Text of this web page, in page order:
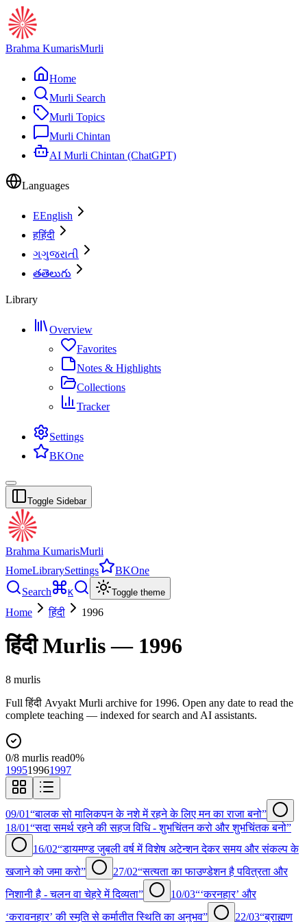
Brahma KumarisMurli
Home
Murli Search
Murli Topics
Murli Chintan
AI Murli Chintan (ChatGPT)
Languages
EEnglish
हहिंदी
ગગુજરાતી
తతెలుగు
Library
Overview
Favorites
Notes & Highlights
Collections
Tracker
Settings
BKOne
Toggle Sidebar
Brahma KumarisMurli
HomeLibrarySettings
BKOne
Search
K Toggle theme
Home हिंदी 1996
हिंदीMurlis — 1996
8 murlis
Fullहिंदी Avyakt Murli archive for 1996. Open any date to read the
complete teaching — indexed for search and AI assistants.
0/8 murlis read0%
199519961997
09/01“बालक सो मालिकपन के नशे में रहने के लिए मन का राजा बनो”
18/01“सदा समर्थ रहने की सहज विधि - शुभचिंतन करो और शुभचिंतक बनो”
16/02“डायमण्ड जुबली वर्ष में विशेष अटेन्शन देकर समय और संकल्प के
खजाने को जमा करो”
27/02“सत्यता का फाउण्डेशन है पवित्रता और
निशानी है - चलन वा चेहरे में दिव्यता”
10/03“‘करनहार’ और
‘करावनहार’ की स्मृति से कर्मातीत स्थिति का अनुभव”
22/03“ब्राह्मण